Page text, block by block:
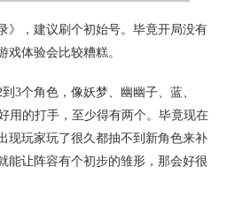
》，建议刷个初始号。毕竟开局没有
戏体验会比较糟糕。
3个角色，像妖梦、幽幽子、蓝、
用的打手，至少得有两个。毕竟现在
现玩家玩了很久都抽不到新角色来补
能让阵容有个初步的雏形，那会好很